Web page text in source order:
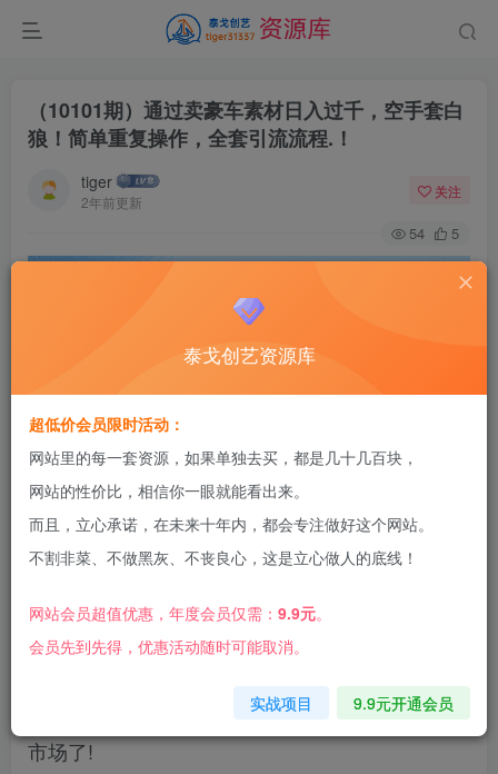
（10101期）通过卖豪车素材日入过千，空手套白
狼！简单重复操作，全套引流流程.！
tiger
2年前更新
关注
54 5
现在卖教辅，课程，资料的人非常非常多，非常卷
而且价格也透明！是时候转变思路,开拓一片蓝海
市场了!
泰戈创艺资源库
超低价会员限时活动：
网站里的每一套资源，如果单独去买，都是几十几百块，
网站的性价比，相信你一眼就能看出来。
而且，立心承诺，在未来十年内，都会专注做好这个网站。
不割非菜、不做黑灰、不丧良心，这是立心做人的底线！
网站会员超值优惠，年度会员仅需： 9.9元。
会员先到先得，优惠活动随时可能取消。
实战项目 9.9元开通会员